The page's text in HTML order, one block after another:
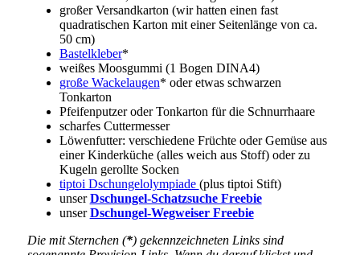
großer Versandkarton (wir hatten einen fast
quadratischen Karton mit einer Seitenlänge von ca.
50 cm)
Bastelkleber*
weißes Moosgummi (1 Bogen DINA4)
große Wackelaugen* oder etwas schwarzen
Tonkarton
Pfeifenputzer oder Tonkarton für die Schnurrhaare
scharfes Cuttermesser
Löwenfutter: verschiedene Früchte oder Gemüse aus
einer Kinderküche (alles weich aus Stoff) oder zu
Kugeln gerollte Socken
tiptoi Dschungelolympiade (plus tiptoi Stift)
unserDschungel-Schatzsuche Freebie
unserDschungel-Wegweiser Freebie
Die mit Sternchen (*) gekennzeichneten Links sind